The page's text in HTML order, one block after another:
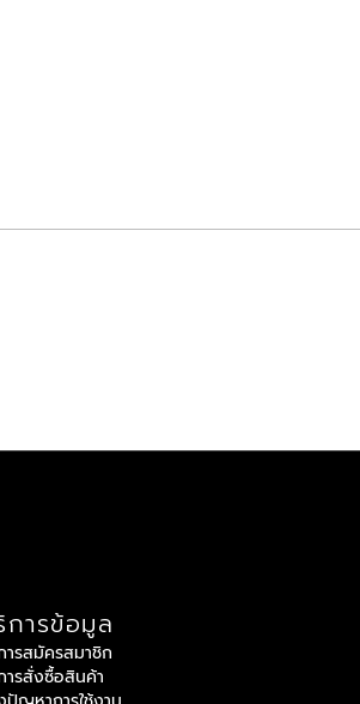
การข้อมูล
ารสมัครสมาชิก
ารสั่งซื้อสินค้า